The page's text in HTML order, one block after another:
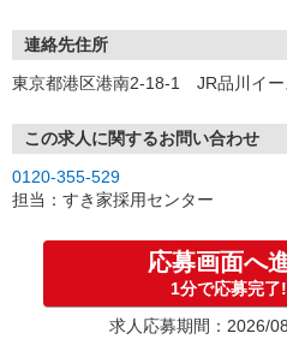
連絡先住所
東京都港区港南2-18-1 JR品川イー
この求人に関するお問い合わせ
0120-355-529
担当：すき家採用センター
応募画面へ
1分で応募完了
求人応募期間：2026/